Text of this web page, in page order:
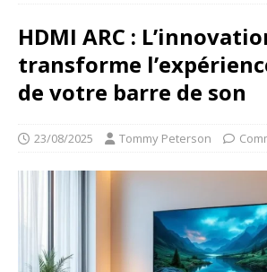
HDMI ARC :
transforme
de votre barre de son
23/08/2025 Tommy Peterson